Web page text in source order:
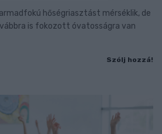
hőségriasztást mérséklik, de
is fokozott óvatosságra van
Szólj hozzá!